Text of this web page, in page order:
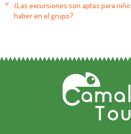
¿Las excursiones son aptas para
haber en el grupo?